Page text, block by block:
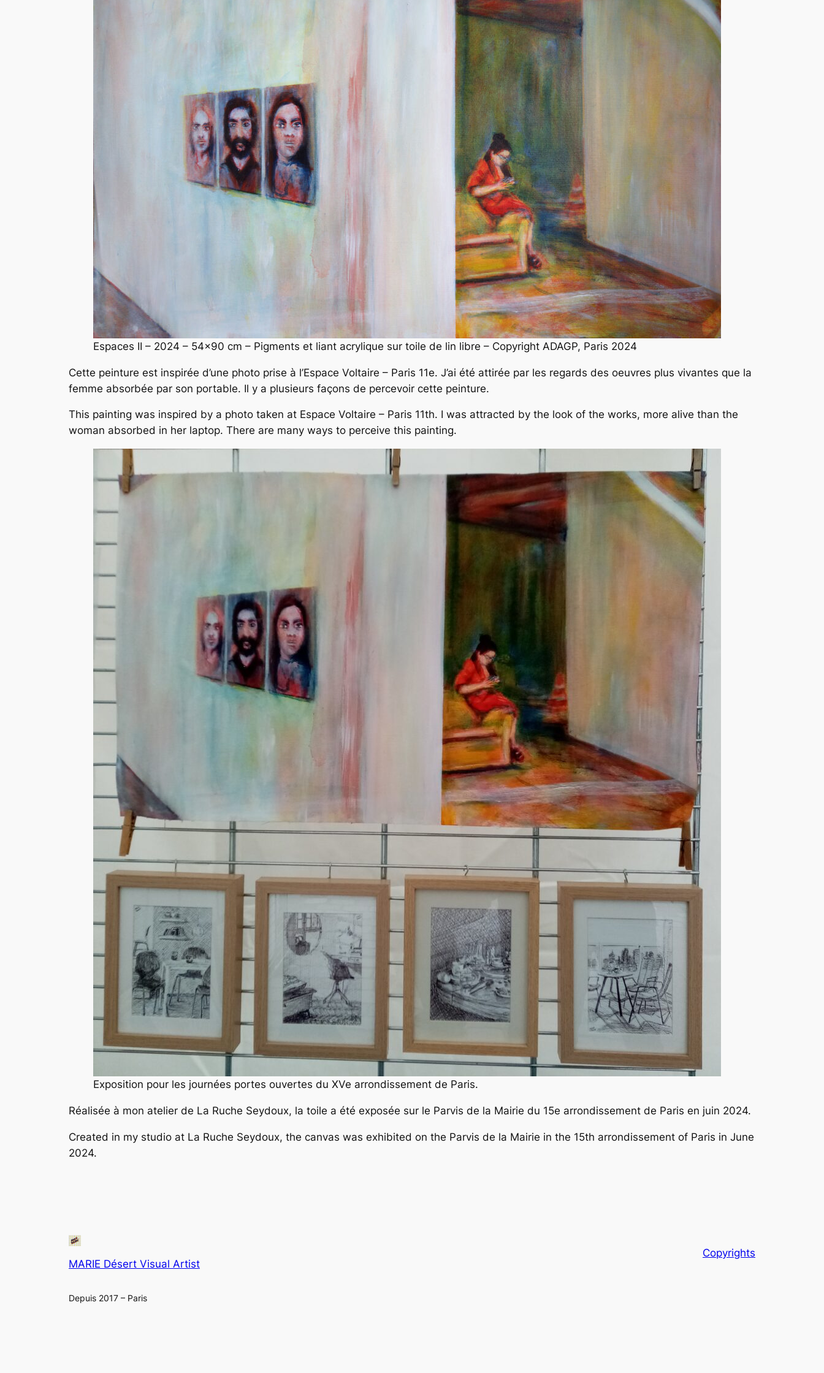
Espaces II – 2024 – 54×90 cm – Pigments et liant acrylique sur toile de lin libre – Copyright ADAGP, Paris 2024
Cette peinture est inspirée d’une photo prise à l’Espace Voltaire – Paris 11e. J’ai été attirée par les regards des oeuvres plus vivantes que la
femme absorbée par son portable. Il y a plusieurs façons de percevoir cette peinture.
This painting was inspired by a photo taken at Espace Voltaire – Paris 11th. I was attracted by the look of the works, more alive than the
woman absorbed in her laptop. There are many ways to perceive this painting.
Exposition pour les journées portes ouvertes du XVe arrondissement de Paris.
Réalisée à mon atelier de La Ruche Seydoux, la toile a été exposée sur le Parvis de la Mairie du 15e arrondissement de Paris en juin 2024.
Created in my studio at La Ruche Seydoux, the canvas was exhibited on the Parvis de la Mairie in the 15th arrondissement of Paris in June
2024.
MARIE Désert Visual Artist
Depuis 2017 – Paris
Copyrights